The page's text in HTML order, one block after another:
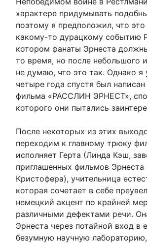
характере придумывать
поэтому я предположил, что это
какому-то дурацкому событию
котором фанаты Эрнеста
то время, но после небольшого
не думаю, что это так. Однако я
четыре года спустя был
фильма «РАССЛИН ЭРНЕСТ»,
которого они пытались
После некоторых из этих
переходим к главному трюку
исполняет Герта (Линда Кэш,
приглашенных фильмов Эрнеста
Кристофера), учительница
которая сочетает в себе
немецкий акцент по крайней
различными дефектами речи.
Эрнеста через потайной вход в
безумную научную